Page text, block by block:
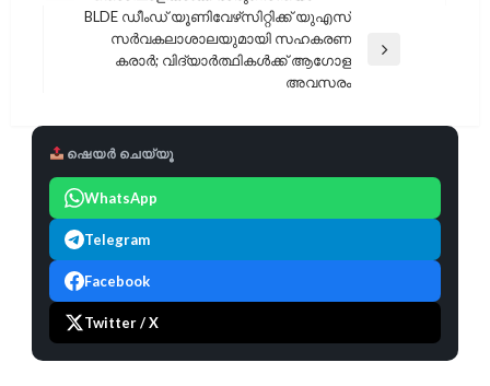
BLDE ഡീംഡ് യൂണിവേഴ്‌സിറ്റിക്ക് യുഎസ്
സർവകലാശാലയുമായി സഹകരണ
കരാർ; വിദ്യാർത്ഥികൾക്ക് ആഗോള
അവസരം
ഷെയർ ചെയ്യൂ
WhatsApp
Telegram
Facebook
Twitter / X